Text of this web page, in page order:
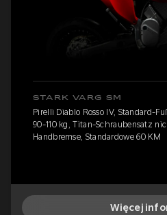
STARK VARG SM
Pirelli Diablo Rosso IV, Standard-
90-110 kg, Titan-Schraubensatz
Handbremse, Standardowe 60 KM
Więcej